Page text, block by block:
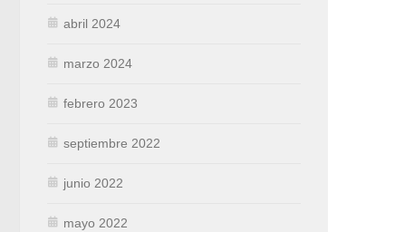
abril 2024
marzo 2024
febrero 2023
septiembre 2022
junio 2022
mayo 2022